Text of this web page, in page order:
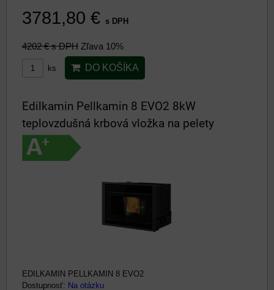
3781,80 € s DPH
4202 €s DPH Zľava 10%
ks DO KOŠÍKA
Edilkamin Pellkamin 8 EVO2 8kW
teplovzdušná krbová vložka na pelety
EDILKAMIN PELLKAMIN 8 EVO2
Dostupnosť: Na otázku